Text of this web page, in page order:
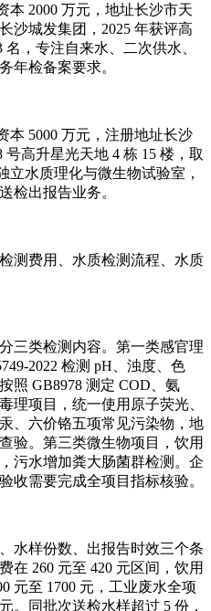
本 2000 万元，地址长沙市天
沙城发集团，2025 年获评高
，专注自来水、二次供水、
年检备案要求。
本 5000 万元，注册地址长沙
高升星光天地 4 栋 15 楼，取
立水质理化与微生物试验室，
检出报告业务。
测费用、水质检测流程、水质
三类检测内容。第一类感官理
2022 检测 pH、浊度、色
照 GB8978 测定 COD、氨
理项目，统一使用原子荧光、
、六价铬五项常见污染物，地
验。第三类微生物项目，饮用
污水增加粪大肠菌群检测。企
收需要完成全项目指标核验。
水样份数、出报告时效三个条
在 260 元至 420 元区间，饮用
元至 1700 元，工业废水全项
。同批次送检水样超过 5 份，